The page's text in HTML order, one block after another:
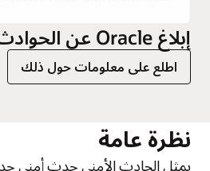
إبلاغ Oracle عن الحوادث الأمنية
اطلع على معلومات حول ذلك
نظرة عامة